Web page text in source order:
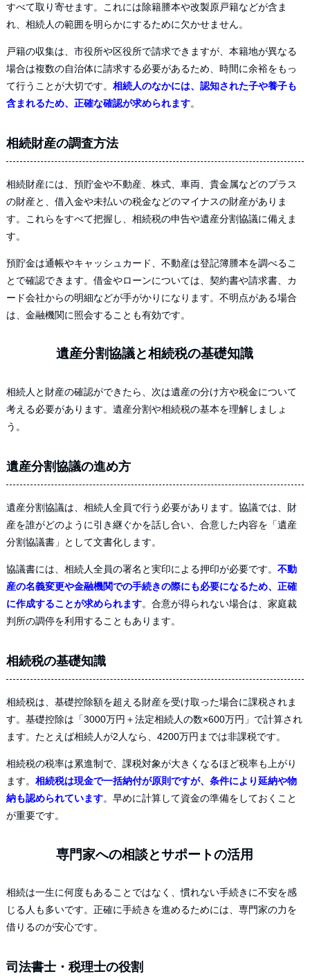
すべて取り寄せます。これには除籍謄本や改製原戸籍などが含ま
れ、相続人の範囲を明らかにするために欠かせません。
戸籍の収集は、市役所や区役所で請求できますが、本籍地が異なる
場合は複数の自治体に請求する必要があるため、時間に余裕をもっ
て行うことが大切です。 相続人のなかには、認知された子や養子も
含まれるため、正確な確認が求められます。
相続財産の調査方法
相続財産には、預貯金や不動産、株式、車両、貴金属などのプラス
の財産と、借入金や未払いの税金などのマイナスの財産がありま
す。これらをすべて把握し、相続税の申告や遺産分割協議に備えま
す。
預貯金は通帳やキャッシュカード、不動産は登記簿謄本を調べるこ
とで確認できます。借金やローンについては、契約書や請求書、カ
ード会社からの明細などが手がかりになります。不明点がある場合
は、金融機関に照会することも有効です。
遺産分割協議と相続税の基礎知識
相続人と財産の確認ができたら、次は遺産の分け方や税金について
考える必要があります。遺産分割や相続税の基本を理解しましょ
う。
遺産分割協議の進め方
遺産分割協議は、相続人全員で行う必要があります。協議では、財
産を誰がどのように引き継ぐかを話し合い、合意した内容を「遺産
分割協議書」として文書化します。
協議書には、相続人全員の署名と実印による押印が必要です。 不動
産の名義変更や金融機関での手続きの際にも必要になるため、正確
に作成することが求められます。合意が得られない場合は、家庭裁
判所の調停を利用することもあります。
相続税の基礎知識
相続税は、基礎控除額を超える財産を受け取った場合に課税されま
す。基礎控除は「3000万円＋法定相続人の数×600万円」で計算され
ます。たとえば相続人が2人なら、4200万円までは非課税です。
相続税の税率は累進制で、課税対象が大きくなるほど税率も上がり
ます。 相続税は現金で一括納付が原則ですが、条件により延納や物
納も認められています。早めに計算して資金の準備をしておくこと
が重要です。
専門家への相談とサポートの活用
相続は一生に何度もあることではなく、慣れない手続きに不安を感
じる人も多いです。正確に手続きを進めるためには、専門家の力を
借りるのが安心です。
司法書士・税理士の役割